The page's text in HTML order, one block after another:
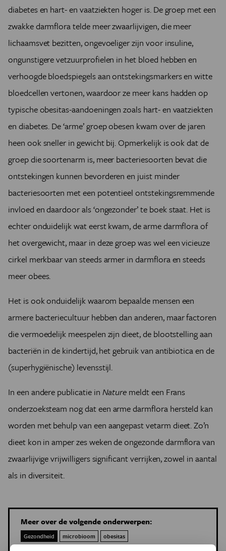
diabetes en hart- en vaatziekten hoger is. De groep met een
zwakke darmflora telde meer zwaarlijvigen, die meer
lichaamsvet bezitten, ongevoeliger zijn voor insuline,
ongunstigere vetzuurprofielen in het bloed hebben en
verhoogde bloedspiegels aan ontstekingsmarkers en witte
bloedcellen vertonen, waardoor ze meer kans hadden op
typische obesitas-aandoeningen zoals hart- en vaatziekten
en diabetes. De ‘arme’ groep obesen kwam over de jaren
heen ook sneller in gewicht bij. Opmerkelijk is ook dat de
groep die soortenarm is, meer bacteriesoorten bevat die
ontstekingen kunnen bevorderen en juist minder
bacteriesoorten met een potentieel ontstekingsremmende
invloed en daardoor als ‘ongezonder’ te boek staat. Het is
echter onduidelijk wat eerst kwam, de arme darmflora of
het overgewicht, maar in deze groep was wel een vicieuze
cirkel merkbaar van steeds armer in darmflora en steeds
meer obees.
Het is ook onduidelijk waarom bepaalde mensen een
armere bacteriecultuur hebben dan anderen, maar factoren
die vermoedelijk meespelen zijn dieet, de blootstelling aan
bacteriën in de kindertijd, het gebruik van antibiotica en de
(superhygiënische) levensstijl.
In een andere publicatie in Nature meldt een Frans
onderzoeksteam nog dat een arme darmflora hersteld kan
worden met behulp van een aangepast vetarm dieet. Zo’n
dieet kon in amper zes weken de ongezonde darmflora van
zwaarlijvige vrijwilligers significant verrijken, zowel in aantal
als in diversiteit.
Meer over de volgende onderwerpen:
Gezondheid microbioom obesitas